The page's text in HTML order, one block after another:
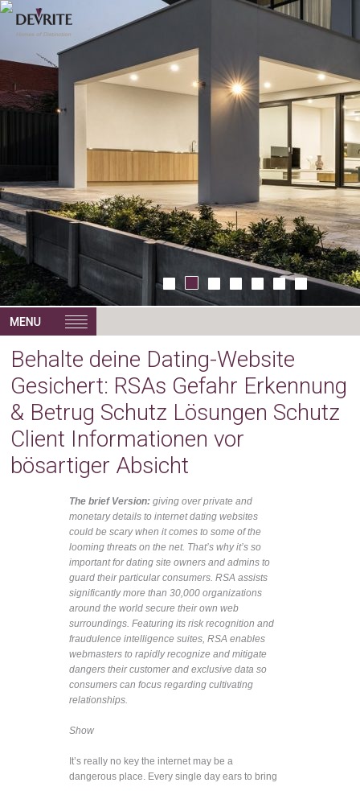
Behalte deine Dating-Website
Gesichert: RSAs Gefahr Erkennung
& Betrug Schutz Lösungen Schutz
Client Informationen vor
bösartiger Absicht
The brief Version: giving over private and
monetary details to internet dating websites
could be scary when it comes to some of the
looming threats on the net. That’s why it’s so
important for dating site owners and admins to
guard their particular consumers. RSA assists
significantly more than 30,000 organizations
around the world secure their own web
surroundings. Featuring its risk recognition and
fraudulence intelligence suites, RSA enables
webmasters to rapidly recognize and mitigate
dangers their customer and exclusive data so
consumers can focus regarding cultivating
relationships.
Show
It’s really no key the internet may be a
dangerous place. Every single dayears to bring